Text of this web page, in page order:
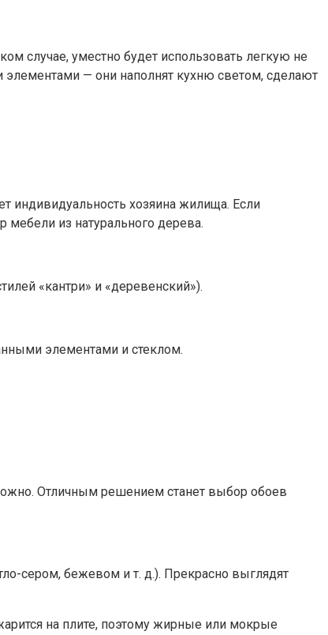
случае, уместно будет использовать легкую не
— они наполнят кухню светом, сделают
индивидуальность хозяина жилища. Если
из натурального дерева.
«кантри» и «деревенский»).
элементами и стеклом.
Отличным решением станет выбор обоев
сером, бежевом и т. д.). Прекрасно выглядят
на плите, поэтому жирные или мокрые